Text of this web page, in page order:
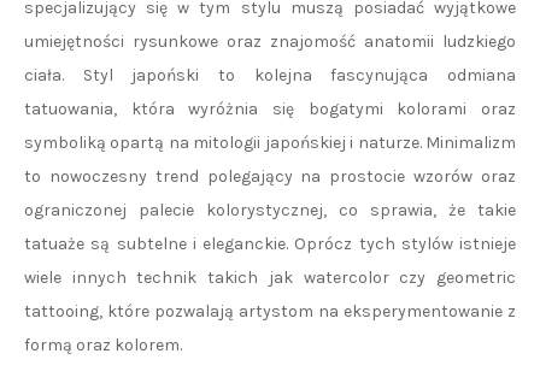
specjalizujący się w tym stylu muszą posiadać wyjątkowe
umiejętności rysunkowe oraz znajomość anatomii ludzkiego
ciała. Styl japoński to kolejna fascynująca odmiana
tatuowania, która wyróżnia się bogatymi kolorami oraz
symboliką opartą na mitologii japońskiej i naturze. Minimalizm
to nowoczesny trend polegający na prostocie wzorów oraz
ograniczonej palecie kolorystycznej, co sprawia, że takie
tatuaże są subtelne i eleganckie. Oprócz tych stylów istnieje
wiele innych technik takich jak watercolor czy geometric
tattooing, które pozwalają artystom na eksperymentowanie z
formą oraz kolorem.